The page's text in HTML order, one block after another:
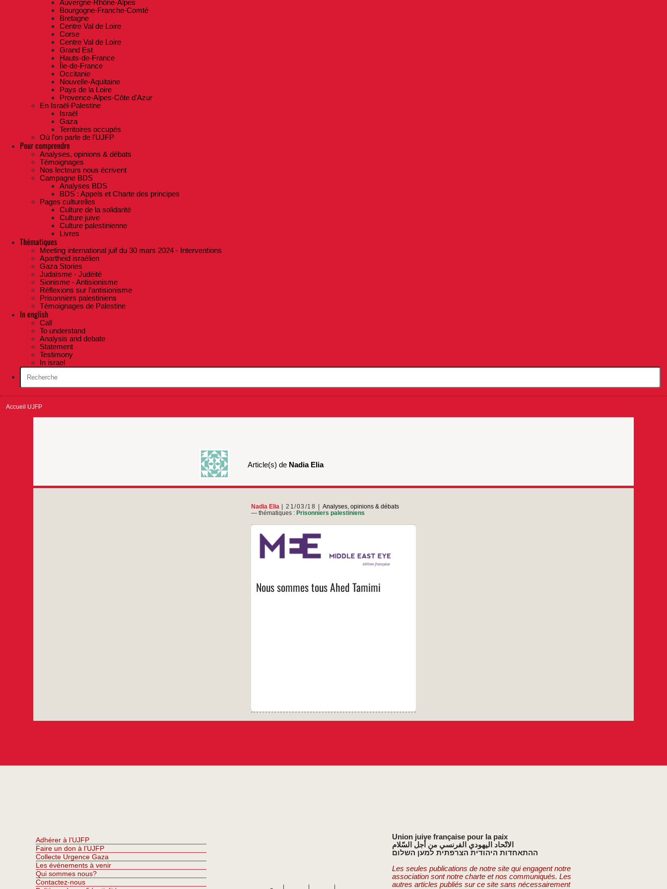
Auvergne-Rhône-Alpes
Bourgogne-Franche-Comté
Bretagne
Centre Val de Loire
Corse
Centre Val de Loire
Grand Est
Hauts-de-France
Île-de-France
Occitanie
Nouvelle-Aquitaine
Pays de la Loire
Provence-Alpes-Côte d'Azur
En Israël-Palestine
Israël
Gaza
Territoires occupés
Où l'on parle de l'UJFP
Pour comprendre
Analyses, opinions & débats
Témoignages
Nos lecteurs nous écrivent
Campagne BDS
Analyses BDS
BDS : Appels et Charte des principes
Pages culturelles
Culture de la solidarité
Culture juive
Culture palestinienne
Livres
Thématiques
Meeting international juif du 30 mars 2024 - Interventions
Apartheid israélien
Gaza Stories
Judaïsme - Judéité
Sionisme - Antisionisme
Réflexions sur l’antisionisme
Prisonniers palestiniens
Témoignages de Palestine
In english
Call
To understand
Analysis and debate
Statement
Testimony
In israel
Accueil UJFP
Article(s) de Nadia Elia
Nadia Elia 21/03/18
Analyses, opinions & débats
— thématiques : Prisonniers palestiniens
Nous sommes tous Ahed Tamimi
Maintenant, il est temps de regarder au-delà de
l’icône, au-delà du symbolisme, pour
comprendre la véritable nature de la lutte du
peuple palestinien, car Ahed Tamimi ne sera
les Palestiniens vivront dans la dignité
Adhérer à l’UJFP
Faire un don à l’UJFP
Collecte Urgence Gaza
Les événements à venir
Qui sommes nous?
Contactez-nous
Union juive française pour la paix
الاتّحاد اليهودي الفرنسي من أجل السّلام
ההתאחדות היהודית הצרפתית למען השלום
Les seules publications de notre site qui engagent notre
association sont notre charte et nos communiqués. Les
autres articles publiés sur ce site sans nécessairement